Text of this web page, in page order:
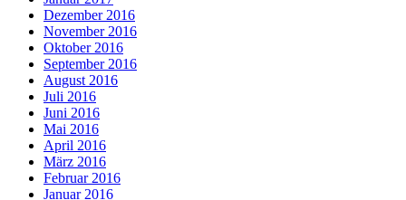
Dezember 2016
November 2016
Oktober 2016
September 2016
August 2016
Juli 2016
Juni 2016
Mai 2016
April 2016
März 2016
Februar 2016
Januar 2016